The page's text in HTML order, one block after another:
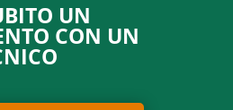
UN
CON UN